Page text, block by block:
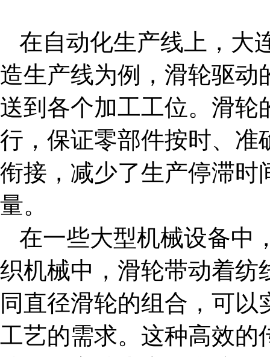
在自动化生产线上， 大
造生产线为例，滑轮驱动
送到各个加工工位。滑轮
行，保证零部件按时、准
衔接，减少了生产停滞时
量。
在一些大型机械设备中
织机械中，滑轮带动着纺
同直径滑轮的组合，可
工艺的需求。这种高效的